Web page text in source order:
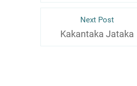
Next Post
Kakantaka Jataka